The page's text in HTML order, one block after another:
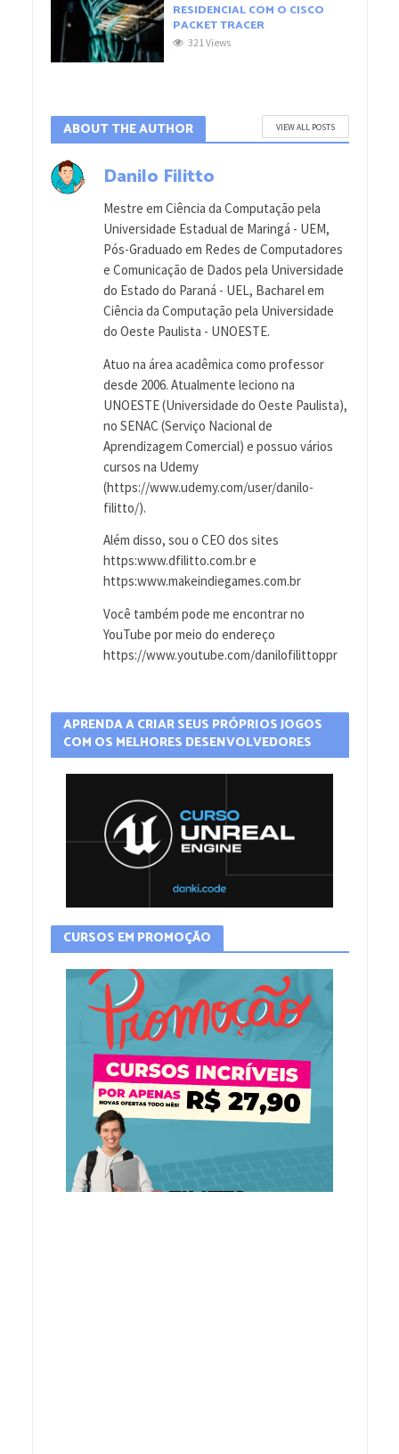
RESIDENCIAL COM O CISCO
PACKET TRACER
321 Views
ABOUT THE AUTHOR VIEW ALL POSTS
Danilo Filitto
Mestre em Ciência da Computação pela
Universidade Estadual de Maringá - UEM,
Pós-Graduado em Redes de Computadores
e Comunicação de Dados pela Universidade
do Estado do Paraná - UEL, Bacharel em
Ciência da Computação pela Universidade
do Oeste Paulista - UNOESTE.
Atuo na área acadêmica como professor
desde 2006. Atualmente leciono na
UNOESTE (Universidade do Oeste Paulista),
no SENAC (Serviço Nacional de
Aprendizagem Comercial) e possuo vários
cursos na Udemy
(https://www.udemy.com/user/danilo-
filitto/).
Além disso, sou o CEO dos sites
https:www.dfilitto.com.br e
https:www.makeindiegames.com.br
Você também pode me encontrar no
YouTube por meio do endereço
https://www.youtube.com/danilofilittoppr
APRENDA A CRIAR SEUS PRÓPRIOS JOGOS
COM OS MELHORES DESENVOLVEDORES
CURSOS EM PROMOÇÃO